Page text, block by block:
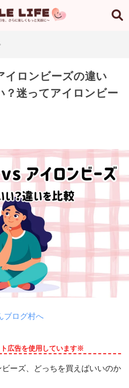
イロンビーズの違い
？迷ってアイロンビー
広告を使用しています※
ーズ、どっちを買えばいいのか